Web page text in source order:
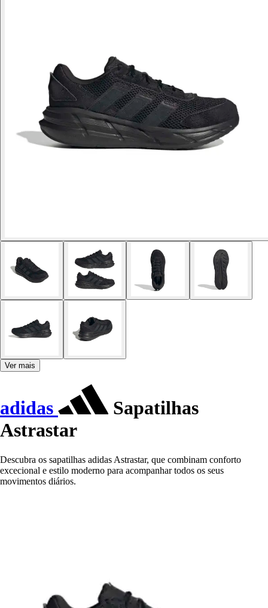
Ver mais
adidas
Sapatilhas
Astrastar
Descubra os sapatilhas adidas Astrastar, que combinam conforto
excecional e estilo moderno para acompanhar todos os seus
movimentos diários.